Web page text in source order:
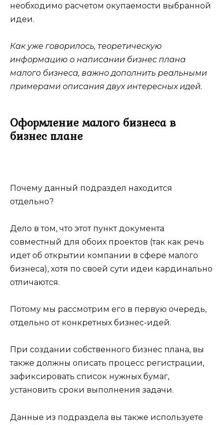
необходимо расчетом окупаемости выбранной
идеи.
Как уже говорилось, теоретическую
информацию о написании бизнес плана
малого бизнеса, важно дополнить реальными
примерами описания двух интересных идей.
Оформление малого бизнеса в
бизнес плане
Почему данный подраздел находится
отдельно?
Дело в том, что этот пункт документа
совместный для обоих проектов (так как речь
идет об открытии компании в сфере малого
бизнеса), хотя по своей сути идеи кардинально
отличаются.
Потому мы рассмотрим его в первую очередь,
отдельно от конкретных бизнес-идей.
При создании собственного бизнес плана, вы
также должны описать процесс регистрации,
зафиксировать список нужных бумаг,
установить сроки выполнения задачи.
Данные из подраздела вы также используете